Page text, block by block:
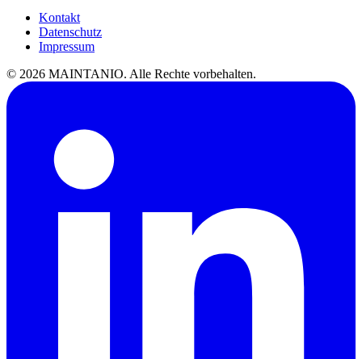
Kontakt
Datenschutz
Impressum
© 2026 MAINTANIO. Alle Rechte vorbehalten.